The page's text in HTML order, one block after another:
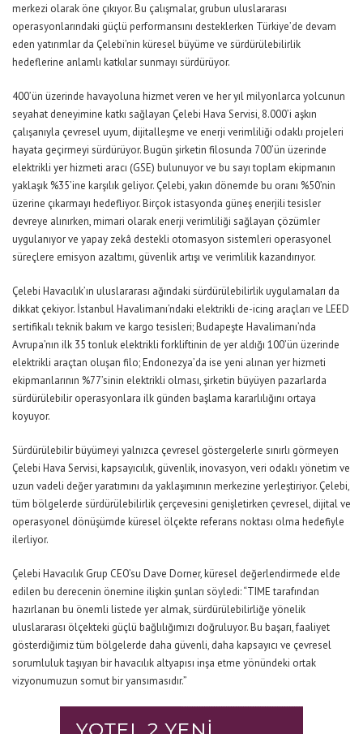
merkezi olarak öne çıkıyor. Bu çalışmalar, grubun uluslararası
operasyonlarındaki güçlü performansını desteklerken Türkiye’de devam
eden yatırımlar da Çelebi’nin küresel büyüme ve sürdürülebilirlik
hedeflerine anlamlı katkılar sunmayı sürdürüyor.
400’ün üzerinde havayoluna hizmet veren ve her yıl milyonlarca yolcunun
seyahat deneyimine katkı sağlayan Çelebi Hava Servisi, 8.000’i aşkın
çalışanıyla çevresel uyum, dijitalleşme ve enerji verimliliği odaklı projeleri
hayata geçirmeyi sürdürüyor. Bugün şirketin filosunda 700’ün üzerinde
elektrikli yer hizmeti aracı (GSE) bulunuyorve bu sayı toplam ekipmanın
yaklaşık %35’ine karşılık geliyor. Çelebi, yakın dönemde bu oranı %50’nin
üzerine çıkarmayı hedefliyor. Birçok istasyonda güneş enerjili tesisler
devreye alınırken, mimari olarak enerji verimliliği sağlayan çözümler
uygulanıyor ve yapay zekâ destekli otomasyon sistemleri operasyonel
süreçlere emisyon azaltımı, güvenlik artışı ve verimlilik kazandırıyor.
Çelebi Havacılık’ın uluslararası ağındaki sürdürülebilirlik uygulamaları da
dikkat çekiyor. İstanbul Havalimanı’ndaki elektrikli de-icing araçları ve LEED
sertifikalı teknik bakım ve kargo tesisleri; Budapeşte Havalimanı’nda
Avrupa’nın ilk 35 tonluk elektrikli forkliftinin de yer aldığı 100’ün üzerinde
elektrikli araçtan oluşan filo; Endonezya’da ise yeni alınan yer hizmeti
ekipmanlarının %77’sinin elektrikli olması, şirketin büyüyen pazarlarda
sürdürülebilir operasyonlara ilk günden başlama kararlılığını ortaya
koyuyor.
Sürdürülebilir büyümeyi yalnızca çevresel göstergelerle sınırlı görmeyen
Çelebi Hava Servisi,kapsayıcılık, güvenlik, inovasyon, veri odaklı yönetim ve
uzun vadeli değer yaratımını da yaklaşımının merkezine yerleştiriyor. Çelebi,
tüm bölgelerde sürdürülebilirlik çerçevesini genişletirken çevresel, dijital ve
operasyonel dönüşümde küresel ölçekte referans noktası olma hedefiyle
ilerliyor.
Çelebi Havacılık Grup CEO’su Dave Dorner, küresel değerlendirmede elde
edilen bu derecenin önemine ilişkin şunları söyledi:“TIME tarafından
hazırlanan bu önemli listede yer almak, sürdürülebilirliğe yönelik
uluslararası ölçekteki güçlü bağlılığımızı doğruluyor. Bu başarı, faaliyet
gösterdiğimiz tüm bölgelerde daha güvenli, daha kapsayıcı ve çevresel
sorumluluk taşıyan bir havacılık altyapısı inşa etme yönündeki ortak
vizyonumuzun somut bir yansımasıdır.”